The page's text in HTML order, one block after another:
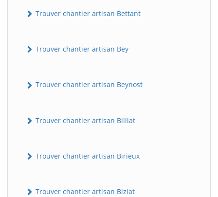
Trouver chantier artisan Bettant
Trouver chantier artisan Bey
Trouver chantier artisan Beynost
Trouver chantier artisan Billiat
Trouver chantier artisan Birieux
Trouver chantier artisan Biziat